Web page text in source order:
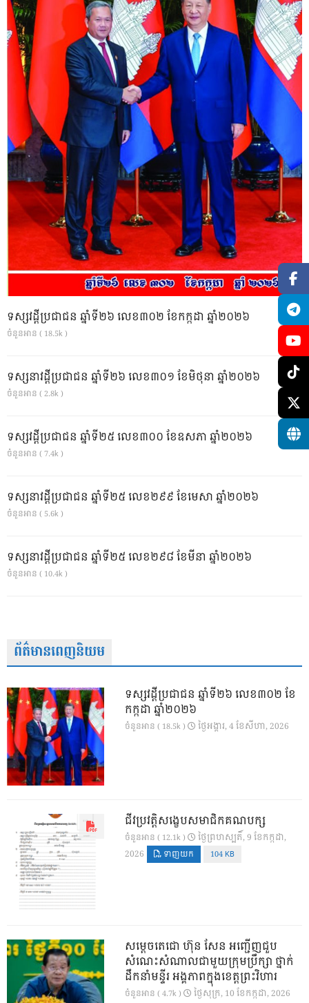
ទស្សវដ្តីប្រជាជន ឆ្នាំទី២៦ លេខ៣០២ ខែកក្កដា ឆ្នាំ២០២៦
ចំនួនអាន ( 18.5k )
ទស្សនាវដ្ដីប្រជាជន ឆ្នាំទី២៦ លេខ៣០១ ខែមិថុនា ឆ្នាំ២០២៦
ចំនួនអាន ( 2.8k )
ទស្សវដ្តីប្រជាជន ឆ្នាំទី២៥ លេខ៣០០ ខែឧសភា ឆ្នាំ២០២៦
ចំនួនអាន ( 7.4k )
ទស្សនាវដ្ដីប្រជាជន ឆ្នាំទី២៥ លេខ២៩៩ ខែមេសា ឆ្នាំ២០២៦
ចំនួនអាន ( 5.6k )
ទស្សនាវដ្ដីប្រជាជន ឆ្នាំទី២៥ លេខ២៩៨ ខែមីនា ឆ្នាំ២០២៦
ចំនួនអាន ( 10.4k )
ព័ត៌មានពេញនិយម
ទស្សវដ្តីប្រជាជន ឆ្នាំទី២៦ លេខ៣០២ ខែ
កក្កដា ឆ្នាំ២០២៦
ចំនួនអាន ( 18.5k ) ថ្ងៃ​អង្គារ, 4 ខែ​សីហា, 2026
ជីវប្រវត្តិសង្ខេបសមាជិកគណបក្ស
ចំនួនអាន ( 12.1k )
ថ្ងៃ​ព្រហស្បតិ៍, 9 ខែ​កក្កដា,
2026
ទាញយក 104 KB
សម្តេចតេជោ ហ៊ុន សែន អញ្ជើញជួប
សំណេះសំណាលជាមួយក្រុមប្រឹក្សា ថ្នាក់
ដឹកនាំមន្ទីរ អង្គភាពក្នុងខេត្តព្រះវិហារ
ចំនួនអាន ( 4.7k ) ថ្ងៃ​សុក្រ, 10 ខែ​កក្កដា, 2026